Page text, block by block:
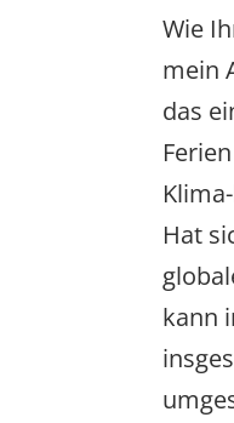
Wie
mein
das
Hat
kann